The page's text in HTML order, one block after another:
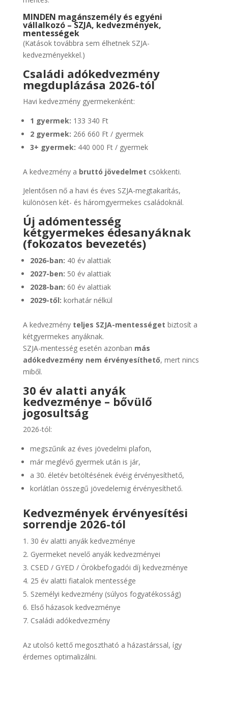
MINDEN magánszemély és egyéni
vállalkozó – SZJA, kedvezmények,
mentességek
(Katások továbbra sem élhetnek SZJA-
kedvezményekkel.)
Családi adókedvezmény
megduplázása 2026-tól
Havi kedvezmény gyermekenként:
1 gyermek: 133 340 Ft
2 gyermek: 266 660 Ft / gyermek
3+ gyermek: 440 000 Ft / gyermek
A kedvezmény a bruttó jövedelmet csökkenti.
Jelentősen nő a havi és éves SZJA-megtakarítás,
különösen két- és háromgyermekes családoknál.
Új adómentesség
kétgyermekes édesanyáknak
(fokozatos bevezetés)
2026-ban: 40 év alattiak
2027-ben: 50 év alattiak
2028-ban: 60 év alattiak
2029-től: korhatár nélkül
A kedvezmény teljes SZJA-mentességet biztosít a
kétgyermekes anyáknak.
SZJA-mentesség esetén azonban más
adókedvezmény nem érvényesíthető, mert nincs
miből.
30 év alatti anyák
kedvezménye – bővülő
jogosultság
2026-tól:
megszűnik az éves jövedelmi plafon,
már meglévő gyermek után is jár,
a 30. életév betöltésének évéig érvényesíthető,
korlátlan összegű jövedelemig érvényesíthető.
Kedvezmények érvényesítési
sorrendje 2026-tól
30 év alatti anyák kedvezménye
Gyermeket nevelő anyák kedvezményei
CSED / GYED / Örökbefogadói díj kedvezménye
25 év alatti fiatalok mentessége
Személyi kedvezmény (súlyos fogyatékosság)
Első házasok kedvezménye
Családi adókedvezmény
Az utolsó kettő megosztható a házastárssal, így
érdemes optimalizálni.